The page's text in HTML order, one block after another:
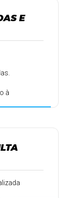
determina
ser
E
à